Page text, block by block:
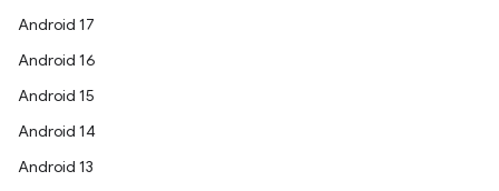
Android 17
Android 16
Android 15
Android 14
Android 13